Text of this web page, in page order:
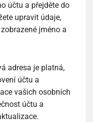
účtu a přejděte do
upravit údaje,
jméno a
adresa je platná,
účtu a
vašich osobních
účtu a